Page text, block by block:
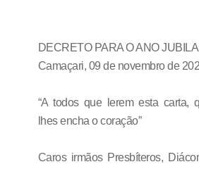
DECRETO PARA O ANO
Camaçari, 09 de novembro de
“A todos que lerem esta carta,
lhes encha o coração”
Caros irmãos Presbíteros,